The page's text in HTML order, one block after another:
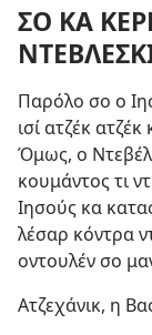
ΣΟ ΚΑ
Παρόλο σο ο
ισί ατζέκ
Όμως, ο Ντεβέλ
κουμάντος τι
Ιησούς κα
λέσαρ κόντρα
οντουλέν σο
Ατζεχάνικ, η